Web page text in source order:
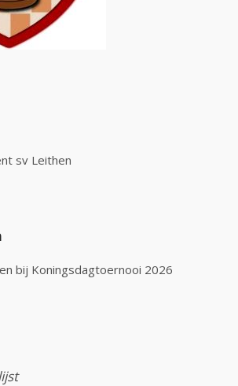
sv Leithen
bij Koningsdagtoernooi 2026